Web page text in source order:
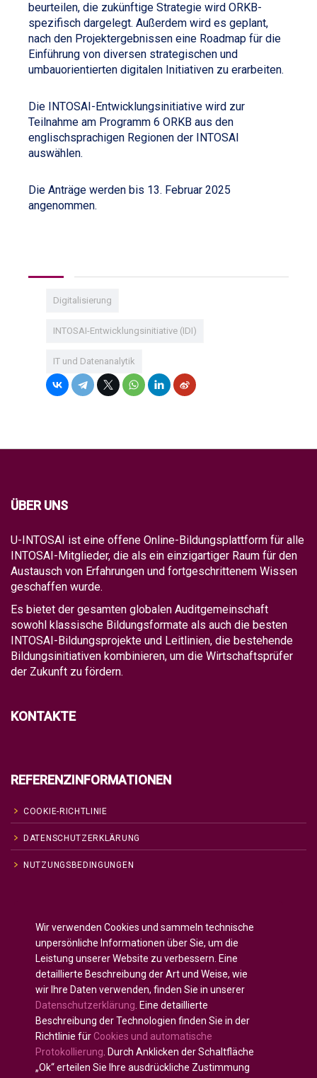
beurteilen, die zukünftige Strategie wird ORKB-
spezifisch dargelegt. Außerdem wird es geplant,
nach den Projektergebnissen eine Roadmap für die
Einführung von diversen strategischen und
umbauorientierten digitalen Initiativen zu erarbeiten.
Die INTOSAI-Entwicklungsinitiative wird zur
Teilnahme am Programm 6 ORKB aus den
englischsprachigen Regionen der INTOSAI
auswählen.
Die Anträge werden bis 13. Februar 2025
angenommen.
Digitalisierung
INTOSAI-Entwicklungsinitiative (IDI)
IT und Datenanalytik
ÜBER UNS
U-INTOSAI ist eine offene Online-Bildungsplattform für alle
INTOSAI-Mitglieder, die als ein einzigartiger Raum für den
Austausch von Erfahrungen und fortgeschrittenem Wissen
geschaffen wurde.
Es bietet der gesamten globalen Auditgemeinschaft
sowohl klassische Bildungsformate als auch die besten
INTOSAI-Bildungsprojekte und Leitlinien, die bestehende
Bildungsinitiativen kombinieren, um die Wirtschaftsprüfer
der Zukunft zu fördern.
KONTAKTE
REFERENZINFORMATIONEN
COOKIE-RICHTLINIE
DATENSCHUTZERKLÄRUNG
NUTZUNGSBEDINGUNGEN
Русский( Russisch)
Español(Spanisch)
Français( Französisch)
العربية(Arabisch )
Português(Portugiesisch, Portugal)
Wir verwenden Cookies und sammeln technische
unpersönliche Informationen über Sie, um die
Leistung unserer Website zu verbessern. Eine
detaillierte Beschreibung der Art und Weise, wie
wir Ihre Daten verwenden, finden Sie in unserer
Datenschutzerklärung . Eine detaillierte
Beschreibung der Technologien finden Sie in der
Richtlinie für Cookies und automatische
Protokollierung . Durch Anklicken der Schaltfläche
„Ok“ erteilen Sie Ihre ausdrückliche Zustimmung